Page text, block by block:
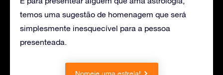
temos uma sugestão de homenagem que será
simplesmente inesquecível para a pessoa
presenteada.